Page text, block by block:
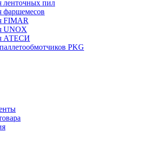
ленточных пил
фаршемесов
FIMAR
UNOX
АТЕСИ
PKG